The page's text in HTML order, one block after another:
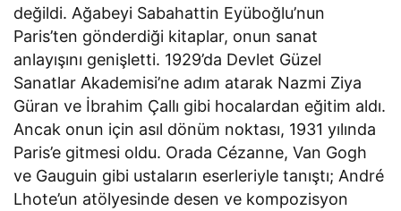
değildi. Ağabeyi Sabahattin Eyüboğlu’nun
Paris’ten gönderdiği kitaplar, onun sanat
anlayışını genişletti. 1929’da Devlet Güzel
Sanatlar Akademisi’ne adım atarak Nazmi Ziya
Güran ve İbrahim Çallı gibi hocalardan eğitim aldı.
Ancak onun için asıl dönüm noktası, 1931 yılında
Paris’e gitmesi oldu. Orada Cézanne, Van Gogh
ve Gauguin gibi ustaların eserleriyle tanıştı; André
Lhote’un atölyesinde desen ve kompozisyon